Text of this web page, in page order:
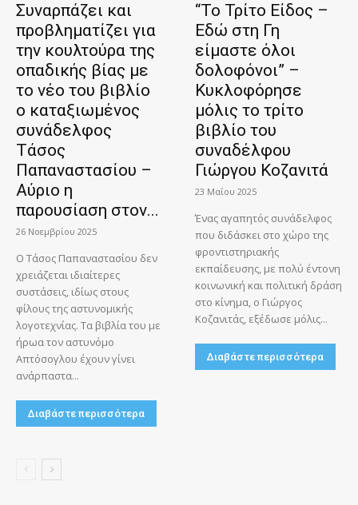
Συναρπάζει και
προβληματίζει για
την κουλτούρα της
οπαδικής βίας με
το νέο του βιβλίο
ο καταξιωμένος
συνάδελφος
Τάσος
Παπαναστασίου –
Αύριο η
παρουσίαση στον...
26 Νοεμβρίου 2025
Ο Τάσος Παπαναστασίου δεν
χρειάζεται ιδιαίτερες
συστάσεις, ιδίως στους
φίλους της αστυνομικής
λογοτεχνίας. Τα βιβλία του με
ήρωα τον αστυνόμο
Απτόσογλου έχουν γίνει
ανάρπαστα...
Διαβάστε περισσότερα
“Το Τρίτο Είδος –
Εδώ στη Γη
είμαστε όλοι
δολοφόνοι” –
Κυκλοφόρησε
μόλις το τρίτο
βιβλίο του
συναδέλφου
Γιώργου Κοζανιτά
23 Μαΐου 2025
Ένας αγαπητός συνάδελφος
που διδάσκει στο χώρο της
φροντιστηριακής
εκπαίδευσης, με πολύ έντονη
κοινωνική και πολιτική δράση
στο κίνημα, ο Γιώργος
Κοζανιτάς, εξέδωσε μόλις...
Διαβάστε περισσότερα